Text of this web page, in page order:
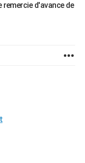
remercie d'avance de